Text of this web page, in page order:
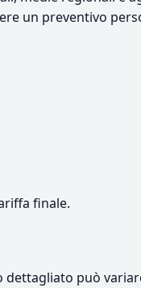
un preventivo
finale.
dettagliato può